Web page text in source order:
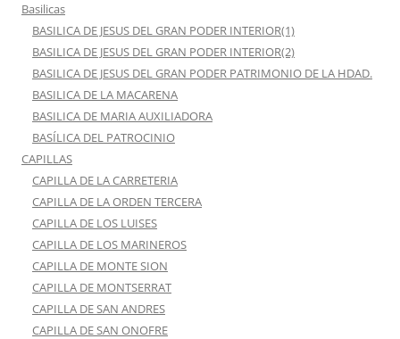
Basilicas
BASILICA DE JESUS DEL GRAN PODER INTERIOR(1)
BASILICA DE JESUS DEL GRAN PODER INTERIOR(2)
BASILICA DE JESUS DEL GRAN PODER PATRIMONIO DE LA HDAD.
BASILICA DE LA MACARENA
BASILICA DE MARIA AUXILIADORA
BASÍLICA DEL PATROCINIO
CAPILLAS
CAPILLA DE LA CARRETERIA
CAPILLA DE LA ORDEN TERCERA
CAPILLA DE LOS LUISES
CAPILLA DE LOS MARINEROS
CAPILLA DE MONTE SION
CAPILLA DE MONTSERRAT
CAPILLA DE SAN ANDRES
CAPILLA DE SAN ONOFRE